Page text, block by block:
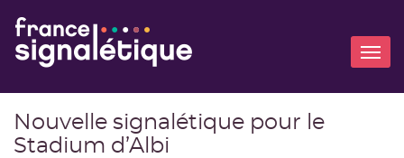
au
contenu
Nouvelle signalétique pour le
Stadium d’Albi